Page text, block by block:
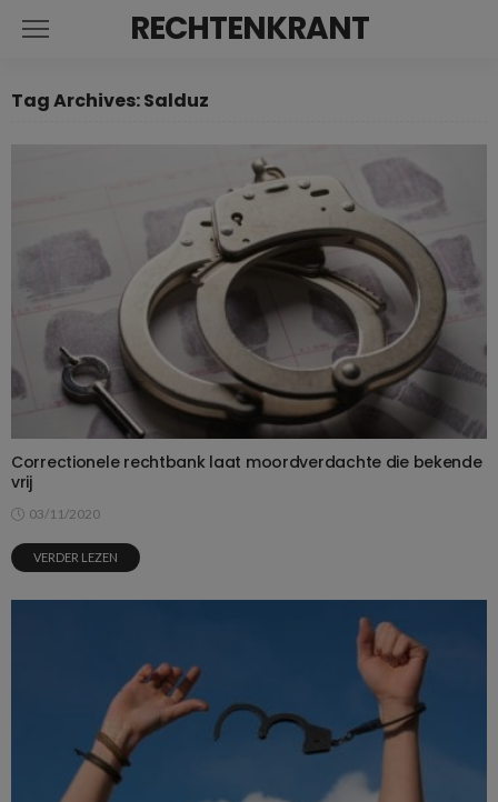
RECHTENKRANT
Tag Archives: Salduz
Correctionele rechtbank laat moordverdachte die bekende
vrij
03/11/2020
VERDER LEZEN